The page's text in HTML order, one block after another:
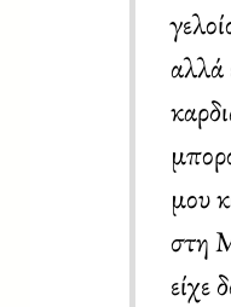
αλλά
μου
στη
είχε